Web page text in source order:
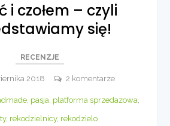
i czołem – czyli
się!
RECENZJE
2018 2 komentarzedo
, pasja, platforma sprzedazowa,
, rekodzielnicy, rekodzielo